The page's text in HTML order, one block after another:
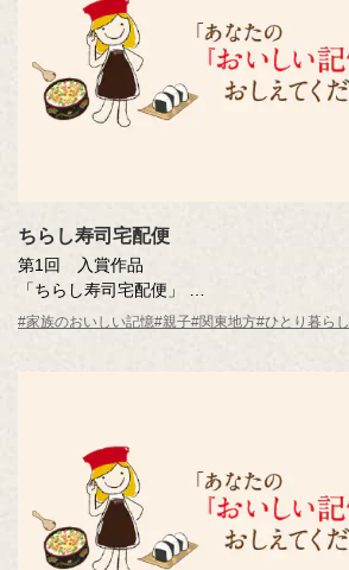
ちらし寿司宅配便
第1回 入賞作品
「ちらし寿司宅配便」
山野 華鈴さん（神奈川県）
#家族のおいしい記憶#親子#関東地方#ひとり暮らし